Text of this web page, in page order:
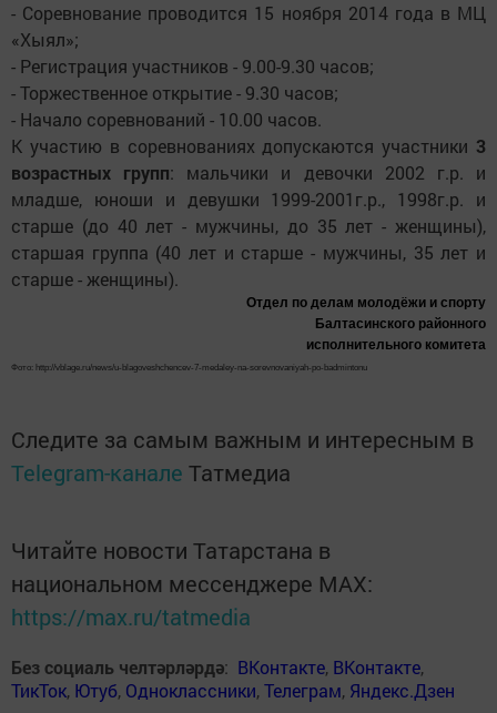
- Соревнование проводится 15 ноября 2014 года в МЦ
«Хыял»;
- Регистрация участников - 9.00-9.30 часов;
- Торжественное открытие - 9.30 часов;
- Начало соревнований - 10.00 часов.
К участию в соревнованиях допускаются участники 3
возрастных групп: мальчики и девочки 2002 г.р. и
младше, юноши и девушки 1999-2001г.р., 1998г.р. и
старше (до 40 лет - мужчины, до 35 лет - женщины),
старшая группа (40 лет и старше - мужчины, 35 лет и
старше - женщины).
Отдел по делам молодёжи и спорту
Балтасинского районного
исполнительного комитета
Фото: http://vblage.ru/news/u-blagoveshchencev-7-medaley-na-sorevnovaniyah-po-badmintonu
Следите за самым важным и интересным в
Telegram-канале Татмедиа
Читайте новости Татарстана в
национальном мессенджере MАХ:
https://max.ru/tatmedia
Без социаль челтәрләрдә: ВКонтакте, ВКонтакте,
ТикТок, Ютуб, Одноклассники,Телеграм, Яндекс.Дзен